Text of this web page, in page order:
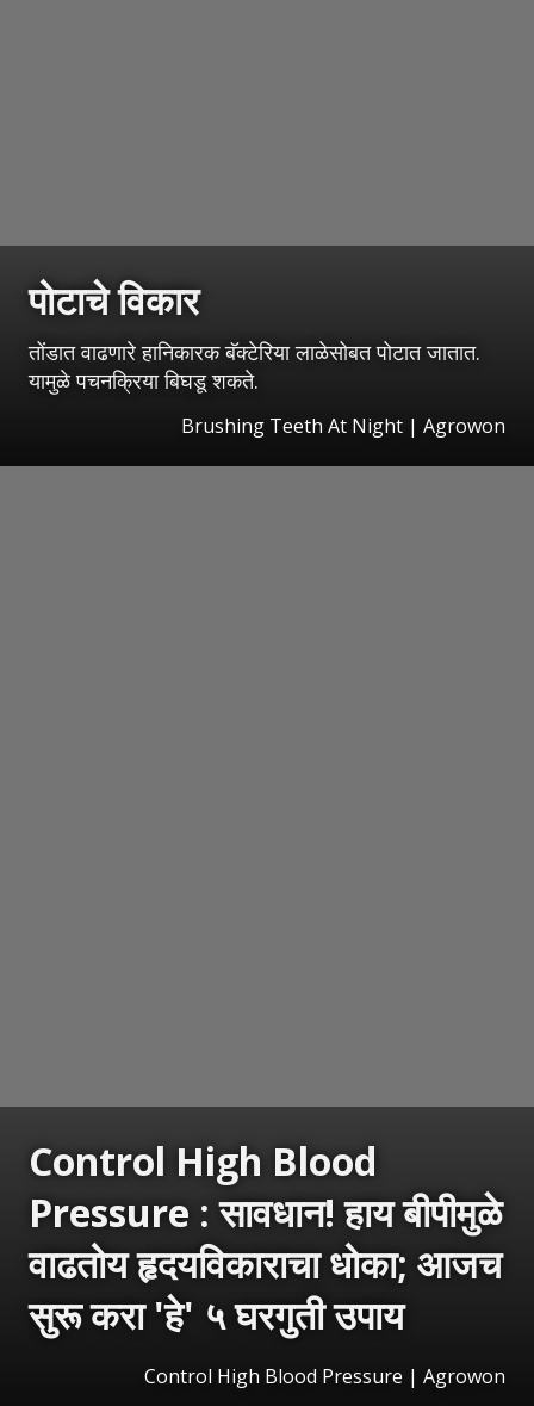
पोटाचे विकार
तोंडात वाढणारे हानिकारक बॅक्टेरिया लाळेसोबत पोटात जातात.
यामुळे पचनक्रिया बिघडू शकते.
Brushing Teeth At Night | Agrowon
Control High Blood
Pressure : सावधान! हाय बीपीमुळे
वाढतोय हृदयविकाराचा धोका; आजच
सुरू करा 'हे' ५ घरगुती उपाय
Control High Blood Pressure | Agrowon